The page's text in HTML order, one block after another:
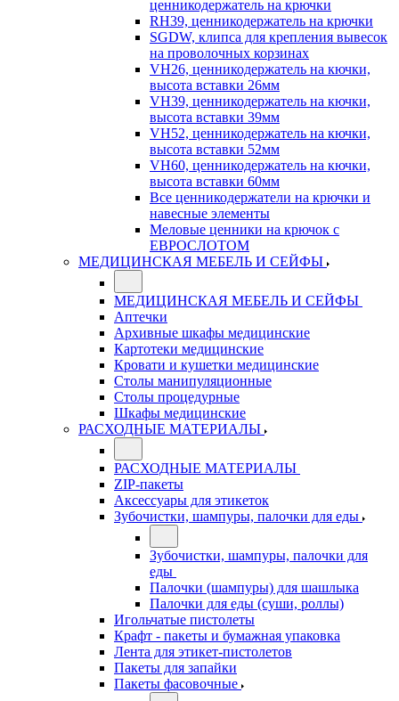
ценникодержатель на крючки
RH39, ценникодержатель на крючки
SGDW, клипса для крепления вывесок
на проволочных корзинах
VH26, ценникодержатель на кючки,
высота вставки 26мм
VH39, ценникодержатель на кючки,
высота вставки 39мм
VH52, ценникодержатель на кючки,
высота вставки 52мм
VH60, ценникодержатель на кючки,
высота вставки 60мм
Все ценникодержатели на крючки и
навесные элементы
Меловые ценники на крючок с
ЕВРОСЛОТОМ
МЕДИЦИНСКАЯ МЕБЕЛЬ И СЕЙФЫ
МЕДИЦИНСКАЯ МЕБЕЛЬ И СЕЙФЫ
Аптечки
Архивные шкафы медицинские
Картотеки медицинские
Кровати и кушетки медицинские
Столы манипуляционные
Столы процедурные
Шкафы медицинские
РАСХОДНЫЕ МАТЕРИАЛЫ
РАСХОДНЫЕ МАТЕРИАЛЫ
ZIP-пакеты
Аксессуары для этикеток
Зубочистки, шампуры, палочки для еды
Зубочистки, шампуры, палочки для
еды
Палочки (шампуры) для шашлыка
Палочки для еды (суши, роллы)
Игольчатые пистолеты
Крафт - пакеты и бумажная упаковка
Лента для этикет-пистолетов
Пакеты для запайки
Пакеты фасовочные